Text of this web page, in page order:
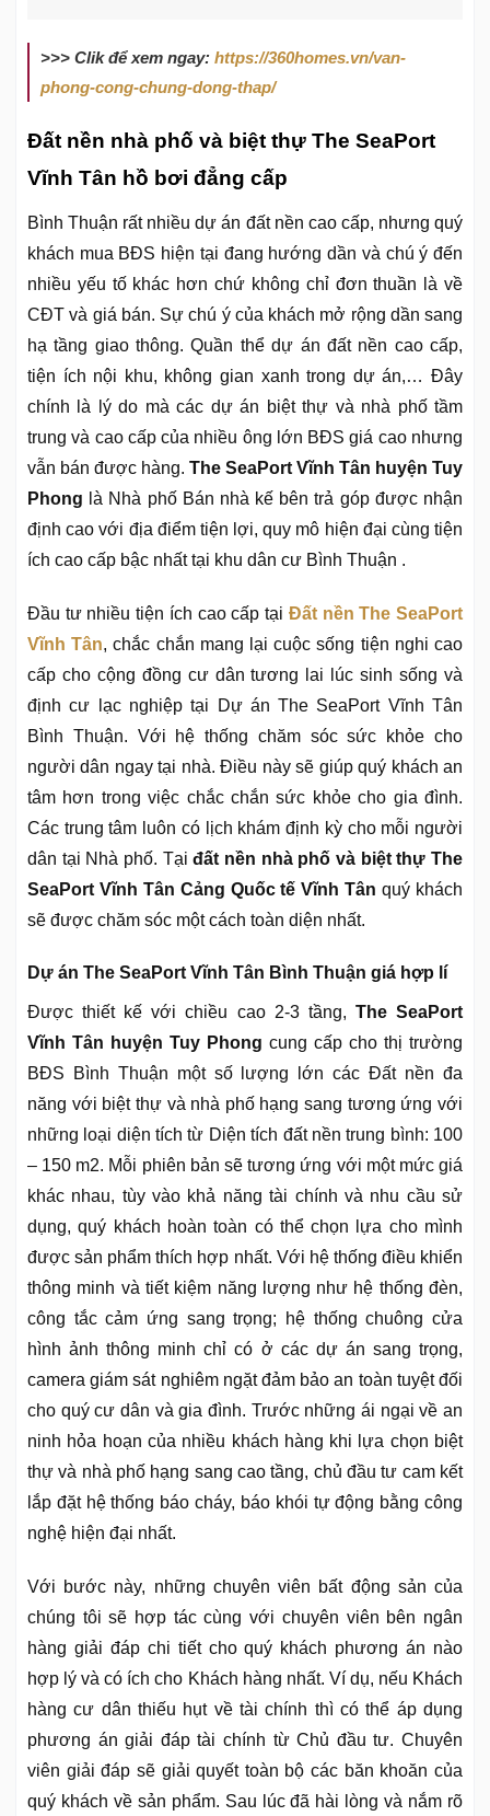
>>> Clik để xem ngay: https://360homes.vn/van-
phong-cong-chung-dong-thap/
Đất nền nhà phố và biệt thự The SeaPort
Vĩnh Tân hồ bơi đẳng cấp
Bình Thuận rất nhiều dự án đất nền cao cấp, nhưng quý
khách mua BĐS hiện tại đang hướng dần và chú ý đến
nhiều yếu tố khác hơn chứ không chỉ đơn thuần là về
CĐT và giá bán. Sự chú ý của khách mở rộng dần sang
hạ tầng giao thông. Quần thể dự án đất nền cao cấp,
tiện ích nội khu, không gian xanh trong dự án,… Đây
chính là lý do mà các dự án biệt thự và nhà phố tầm
trung và cao cấp của nhiều ông lớn BĐS giá cao nhưng
vẫn bán được hàng. The SeaPort Vĩnh Tân huyện Tuy
Phong là Nhà phố Bán nhà kế bên trả góp được nhận
định cao với địa điểm tiện lợi, quy mô hiện đại cùng tiện
ích cao cấp bậc nhất tại khu dân cư Bình Thuận .
Đầu tư nhiều tiện ích cao cấp tại Đất nền The SeaPort
Vĩnh Tân, chắc chắn mang lại cuộc sống tiện nghi cao
cấp cho cộng đồng cư dân tương lai lúc sinh sống và
định cư lạc nghiệp tại Dự án The SeaPort Vĩnh Tân
Bình Thuận. Với hệ thống chăm sóc sức khỏe cho
người dân ngay tại nhà. Điều này sẽ giúp quý khách an
tâm hơn trong việc chắc chắn sức khỏe cho gia đình.
Các trung tâm luôn có lịch khám định kỳ cho mỗi người
dân tại Nhà phố. Tạiđất nền nhà phố và biệt thự The
SeaPort Vĩnh Tân Cảng Quốc tế Vĩnh Tân quý khách
sẽ được chăm sóc một cách toàn diện nhất.
Dự án The SeaPort Vĩnh Tân Bình Thuận giá hợp lí
Được thiết kế với chiều cao 2-3 tầng, The SeaPort
Vĩnh Tân huyện Tuy Phong cung cấp cho thị trường
BĐS Bình Thuận một số lượng lớn các Đất nền đa
năng với biệt thự và nhà phố hạng sang tương ứng với
những loại diện tích từ Diện tích đất nền trung bình: 100
– 150 m2. Mỗi phiên bản sẽ tương ứng với một mức giá
khác nhau, tùy vào khả năng tài chính và nhu cầu sử
dụng, quý khách hoàn toàn có thể chọn lựa cho mình
được sản phẩm thích hợp nhất. Với hệ thống điều khiển
thông minh và tiết kiệm năng lượng như hệ thống đèn,
công tắc cảm ứng sang trọng; hệ thống chuông cửa
hình ảnh thông minh chỉ có ở các dự án sang trọng,
camera giám sát nghiêm ngặt đảm bảo an toàn tuyệt đối
cho quý cư dân và gia đình. Trước những ái ngại về an
ninh hỏa hoạn của nhiều khách hàng khi lựa chọn biệt
thự và nhà phố hạng sang cao tầng, chủ đầu tư cam kết
lắp đặt hệ thống báo cháy, báo khói tự động bằng công
nghệ hiện đại nhất.
Với bước này, những chuyên viên bất động sản của
chúng tôi sẽ hợp tác cùng với chuyên viên bên ngân
hàng giải đáp chi tiết cho quý khách phương án nào
hợp lý và có ích cho Khách hàng nhất. Ví dụ, nếu Khách
hàng cư dân thiếu hụt về tài chính thì có thể áp dụng
phương án giải đáp tài chính từ Chủ đầu tư. Chuyên
viên giải đáp sẽ giải quyết toàn bộ các băn khoăn của
quý khách về sản phẩm. Sau lúc đã hài lòng và nắm rõ